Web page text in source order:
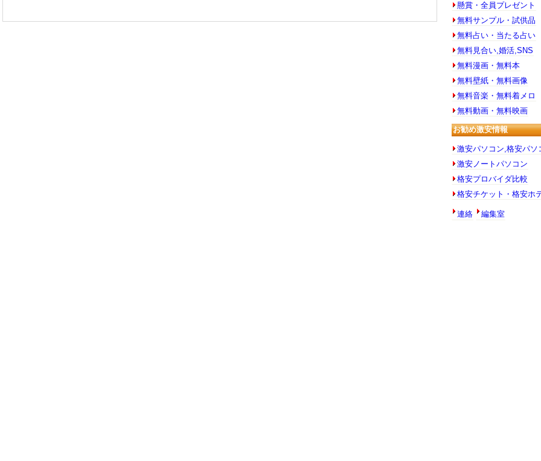
懸賞・全員プレゼント
無料サンプル・試供品
無料占い・当たる占い
無料見合い,婚活,SNS
無料漫画・無料本
無料壁紙・無料画像
無料音楽・無料着メロ
無料動画・無料映画
お勧め激安情報
激安パソコン,格安パソ
激安ノートパソコン
格安プロバイダ比較
格安チケット・格安ホ
連絡 編集室